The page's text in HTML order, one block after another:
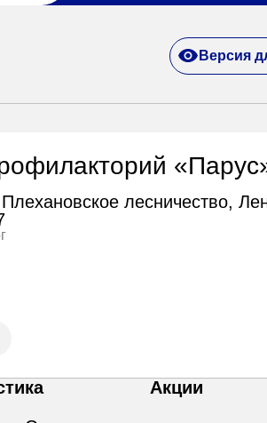
Версия
лесничество,
Акции